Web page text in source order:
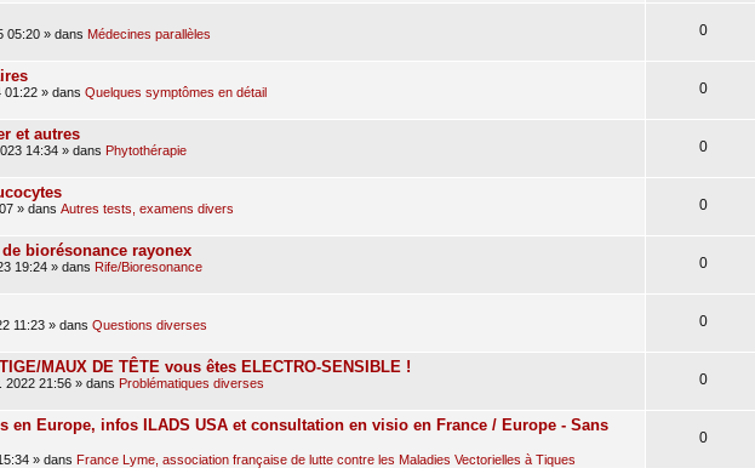
05:20 » dans Médecines parallèles 0
01:22 » dans Quelques symptômes en détail 0
et autres
14:34 » dans Phytothérapie 0
» dans Autres tests, examens divers 0
biorésonance rayonex
19:24 » dans Rife/Bioresonance 0
11:23 » dans Questions diverses 0
MAUX DE TÊTE vous êtes ELECTRO-SENSIBLE !
2022 21:56 » dans Problématiques diverses 0
en Europe, infos ILADS USA et consultation en visio en France / Europe - Sans
» dans France Lyme, association française de lutte contre les Maladies Vectorielles à Tiques
0